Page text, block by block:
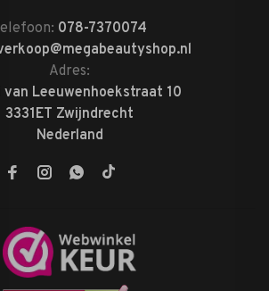
078-7370074
Adres:
Leeuwenhoekstraat 10
3331ET Zwijndrecht
Nederland